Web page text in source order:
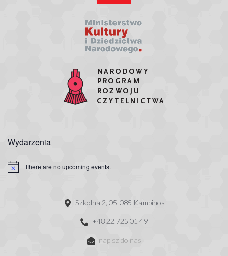
Wydarzenia
There are no upcoming events.
Szkolna 2, 05-085 Kampinos
+48 22 725 01 49
napisz do nas